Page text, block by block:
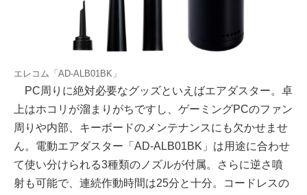
エレコム「AD-ALB01BK」
PC周りに絶対必要なグッズといえばエアダスター。卓
上はホコリが溜まりがちですし、ゲーミングPCのファン
周りや内部、キーボードのメンテナンスにも欠かせませ
ん。電動エアダスター「AD-ALB01BK」は用途に合わせ
て使い分けられる3種類のノズルが付属。さらに逆さ噴
射も可能で、連続作動時間は25分と十分。コードレスの